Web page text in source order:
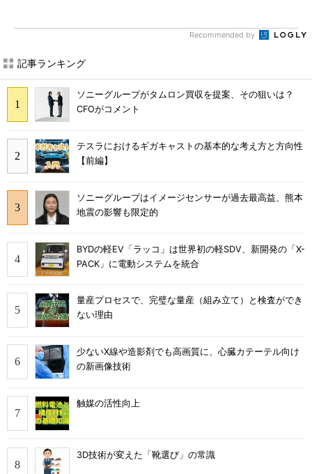
Recommended by
記事ランキング
ソニーグループがタムロン買収を提案、その狙いは？
CFOがコメント
テスラにおけるギガキャストの基本的な考え方と方向性
【前編】
ソニーグループはイメージセンサーが過去最高益、熊本
地震の影響も限定的
BYDの軽EV「ラッコ」は世界初の軽SDV、新開発の「X-
PACK」に電動システムを統合
量産プロセスで、完璧な量産（組み立て）と検査ができ
ない理由
少ないX線や造影剤でも高画質に、心臓カテーテル向け
の新画像技術
触媒の活性向上
3D技術が変えた「靴選び」の常識